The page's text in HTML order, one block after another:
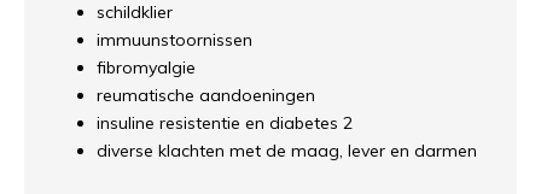
schildklier
immuunstoornissen
fibromyalgie
reumatische aandoeningen
insuline resistentie en diabetes 2
diverse klachten met de maag, lever en darmen